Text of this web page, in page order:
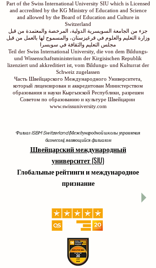
Part of the Swiss International University SIU which is Licensed
and accredited by the KG Ministry of Education and Science
and allowed by the Board of Education and Culture in
Switzerland
جزء من الجامعة السويسرية الدولية، المرخصة والمعتمدة من قبل
وزارة التعليم والعلوم في قرغيزستان، والمسموح لها بالعمل من قبل
مجلس التعليم والثقافة في سويسرا
Teil der Swiss International University, die von dem Bildungs-
und Wissenschaftsministerium der Kirgisischen Republik
lizenziert und akkreditiert ist, vom Bildungs- und Kulturrat der
Schweiz zugelassen
Часть Швейцарского Международного Университета,
который лицензирован и аккредитован Министерством
образования и науки Кыргызской Республики, разрешен
Советом по образованию и культуре Швейцарии
www.swissuniversity.com
Филиал ISBM Switzerland (Международной школы управления
бизнесом), являющийся филиалом
Швейцарский международный
университет (SIU)
Глобальные рейтинги и международное
признание